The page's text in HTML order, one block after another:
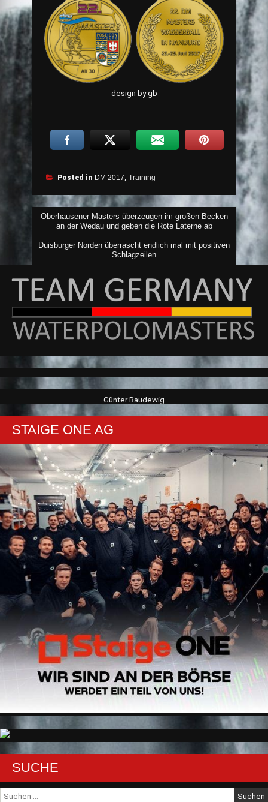
design by gb
Posted in DM 2017, Training
Beitragsnavigation
Oberhausener Masters überzeugen im großen Becken
an der Wedau und geben die Rote Laterne ab
Duisburger Norden überrascht endlich mal mit positiven
Schlagzeilen
Günter Baudewig
STAIGE ONE AG
SUCHE
Suche